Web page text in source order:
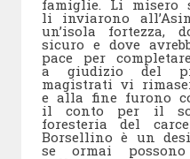
famiglie. Li misero
li inviarono
un’isola fortezza,
sicuro e dove
pace per
a giudizio del
magistrati vi
e alla fine furono
il conto per il
foresteria del
Borsellino è un
se ormai